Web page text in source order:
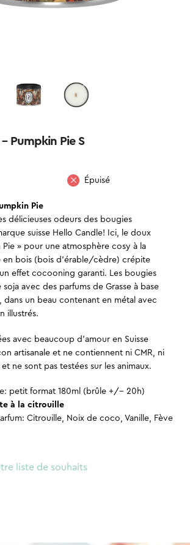
Pumpkin Pie S
Épuisé
Pie
délicieuses odeurs des bougies
suisse Hello Candle! Ici, le doux
Pie » pour une atmosphère cosy à la
en bois (bois d’érable/cèdre) crépite
effet cocooning garanti. Les bougies
avec des parfums de Grasse à base
dans un beau contenant en métal avec
illustrés.
avec beaucoup d’amour en Suisse
artisanale et ne contiennent ni CMR, ni
ne sont pas testées sur les animaux.
petit format 180ml (brûle +/- 20h)
à la citrouille
Citrouille, Noix de coco, Vanille, Fève
liste de souhaits